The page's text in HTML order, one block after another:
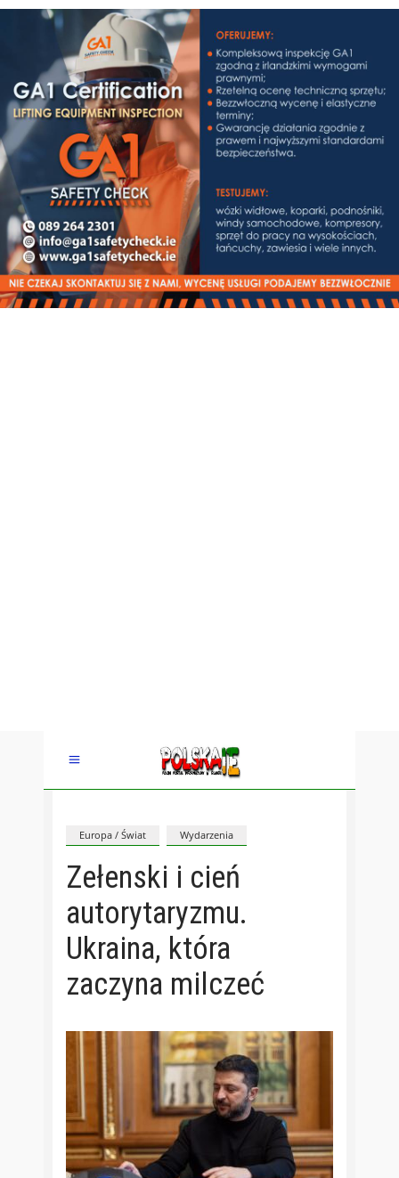
Europa / Świat Wydarzenia
Zełenski i cień
autorytaryzmu.
Ukraina, która
zaczyna milczeć